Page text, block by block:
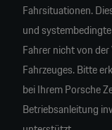
Fahrsituationen.
und
Fahrer nicht von
Fahrzeuges. Bitte
bei Ihrem Porsche
Betriebsanleitung